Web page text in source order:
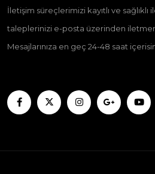
İletişim süreçlerimizi kayıtlı ve
taleplerinizi e-posta üzerinden
Mesajlarınıza en geç 24-48 saat